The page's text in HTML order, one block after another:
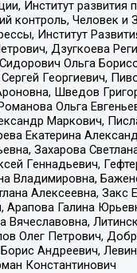
Институт развития
контроль, Человек
Институт
Дзугкоева
Ольга
Георгиевич,
Шведов
Ольга
Маркович,
Екатерина
Захарова
Геннадьевич,
Владимировна,
Алексеевна,
Арапова Галина
Вячеславовна,
Олег Петрович,
Андреевич,
Константинович